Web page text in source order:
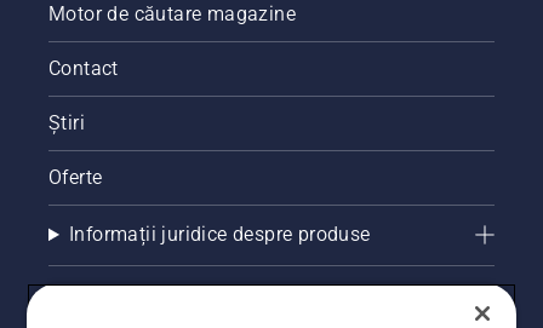
Motor de căutare magazine
Contact
Știri
Oferte
Informații juridice despre produse